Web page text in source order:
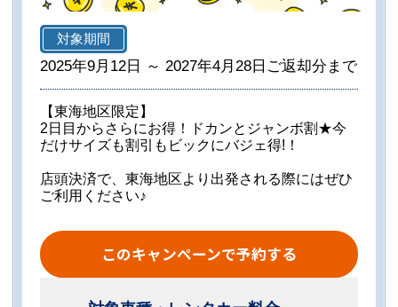
対象期間
2025年9月12日 ～ 2027年4月28日ご返却分まで
【東海地区限定】
2日目からさらにお得！ドカンとジャンボ割★今
だけサイズも割引もビックにバジェ得!！
店頭決済で、東海地区より出発される際にはぜひ
ご利用ください♪
このキャンペーンで予約する